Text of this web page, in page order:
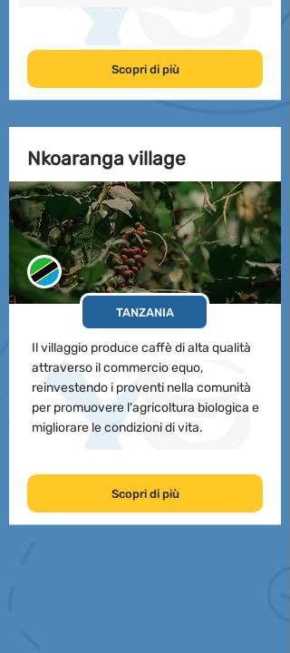
Scopri di più
Nkoaranga village
TANZANIA
Il villaggio produce caffè di alta qualità
attraverso il commercio equo,
reinvestendo i proventi nella comunità
per promuovere l'agricoltura biologica e
migliorare le condizioni di vita.
Scopri di più